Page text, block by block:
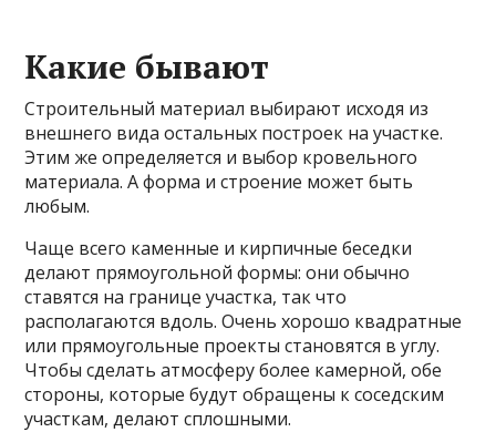
Какие бывают
Строительный материал выбирают исходя из
внешнего вида остальных построек на участке.
Этим же определяется и выбор кровельного
материала. А форма и строение может быть
любым.
Чаще всего каменные и кирпичные беседки
делают прямоугольной формы: они обычно
ставятся на границе участка, так что
располагаются вдоль. Очень хорошо квадратные
или прямоугольные проекты становятся в углу.
Чтобы сделать атмосферу более камерной, обе
стороны, которые будут обращены к соседским
участкам, делают сплошными.